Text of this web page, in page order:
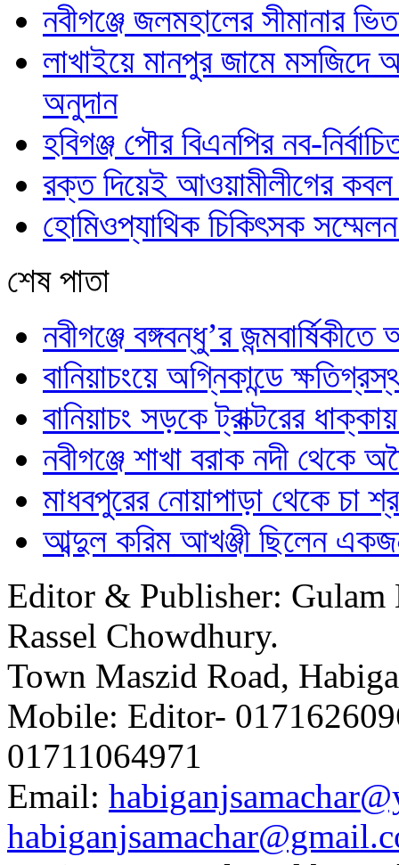
নবীগঞ্জে জলমহালের সীমানার
লাখাইয়ে মানপুর জামে মসজিদে
অনুদান
হবিগঞ্জ পৌর বিএনপির নব-
রক্ত দিয়েই আওয়ামীলীগের
হোমিওপ্যাথিক চিকিৎসক সম্মেলন
শেষ পাতা
নবীগঞ্জে বঙ্গবন্ধু’র
বানিয়াচংয়ে অগ্নিকান্ডে
বানিয়াচং সড়কে ট্রাক্টরের
নবীগঞ্জে শাখা বরাক নদী থেকে
মাধবপুরের নোয়াপাড়া থেকে চা
আব্দুল করিম আখঞ্জী ছিলেন
Editor & Publisher: Gulam
Rassel Chowdhury.
Town Maszid Road,
Mobile: Editor-
01711064971
Email: